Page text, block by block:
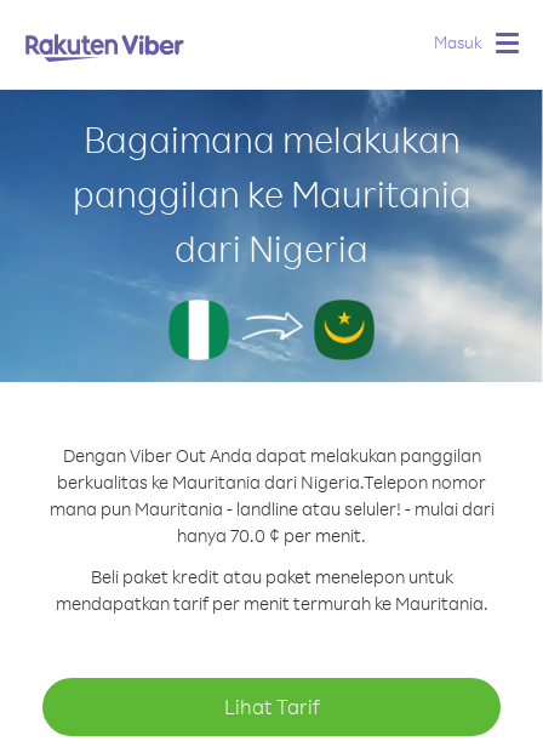
Masuk
Bagaimana melakukan
panggilan ke Mauritania
dari Nigeria
Dengan Viber Out Anda dapat melakukan panggilan
berkualitas ke Mauritania dari Nigeria.Telepon nomor
mana pun Mauritania - landline atau seluler! - mulai dari
hanya 70.0 ¢ per menit.
Beli paket kredit atau paket menelepon untuk
mendapatkan tarif per menit termurah ke Mauritania.
Lihat Tarif